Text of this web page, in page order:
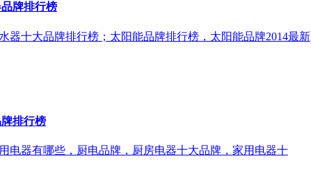
牌排行榜
器十大品牌排行榜；太阳能品牌排行榜，太阳能品牌2014最新
排行榜
电器有哪些，厨电品牌，厨房电器十大品牌，家用电器十